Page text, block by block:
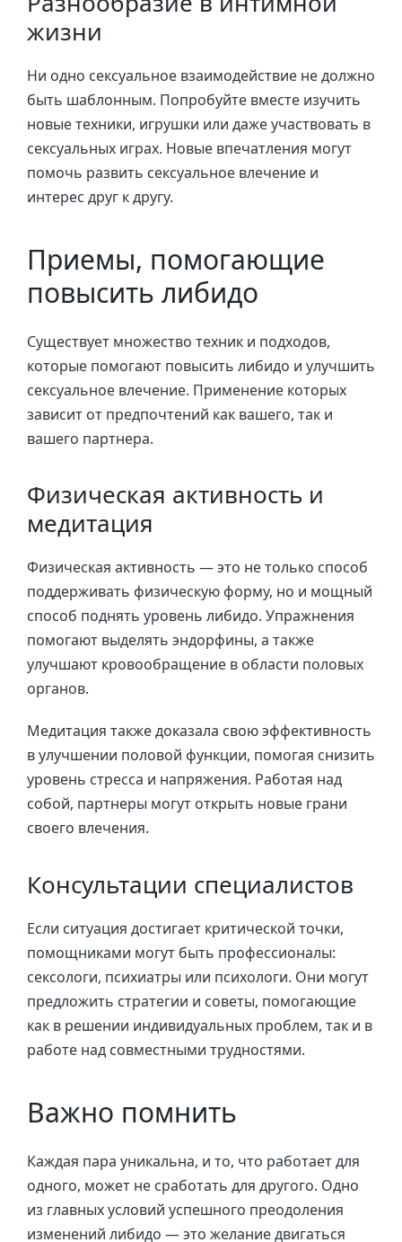
жизни
Ни одно сексуальное взаимодействие не должно
быть шаблонным. Попробуйте вместе изучить
новые техники, игрушки или даже участвовать в
сексуальных играх. Новые впечатления могут
помочь развить сексуальное влечение и
интерес друг к другу.
Приемы, помогающие
повысить либидо
Существует множество техник и подходов,
которые помогают повысить либидо и улучшить
сексуальное влечение. Применение которых
зависит от предпочтений как вашего, так и
вашего партнера.
Физическая активность и
медитация
Физическая активность — это не только способ
поддерживать физическую форму, но и мощный
способ поднять уровень либидо. Упражнения
помогают выделять эндорфины, а также
улучшают кровообращение в области половых
органов.
Медитация также доказала свою эффективность
в улучшении половой функции, помогая снизить
уровень стресса и напряжения. Работая над
собой, партнеры могут открыть новые грани
своего влечения.
Консультации специалистов
Если ситуация достигает критической точки,
помощниками могут быть профессионалы:
сексологи, психиатры или психологи. Они могут
предложить стратегии и советы, помогающие
как в решении индивидуальных проблем, так и в
работе над совместными трудностями.
Важно помнить
Каждая пара уникальна, и то, что работает для
одного, может не сработать для другого. Одно
из главных условий успешного преодоления
изменений либидо — это желание двигаться